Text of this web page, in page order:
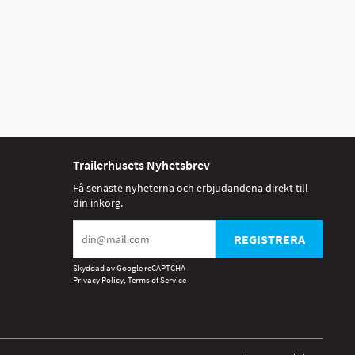
Trailerhusets Nyhetsbrev
Få senaste nyheterna och erbjudandena direkt till
din inkorg.
REGISTRERA
Skyddad av Google reCAPTCHA
Privacy Policy, Terms of Service